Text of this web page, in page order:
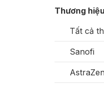
Thương hiệu
Tất cả
Sanofi